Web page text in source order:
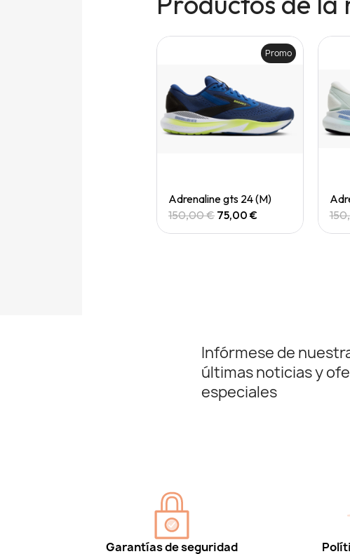
Quick View
Promo
Adrenaline gts 24 (M)
150,00 € 75,00 €
Infórmese de
últimas noticias y
especiales
Garantías de seguridad